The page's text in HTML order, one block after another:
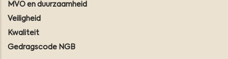
MVO en duurzaamheid
Veiligheid
Kwaliteit
Gedragscode NGB